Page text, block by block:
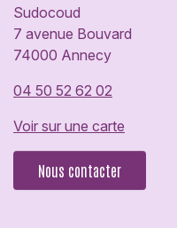
Sudocoud
7 avenue Bouvard
74000 Annecy
04 50 52 62 02
Voir sur une carte
Nous contacter